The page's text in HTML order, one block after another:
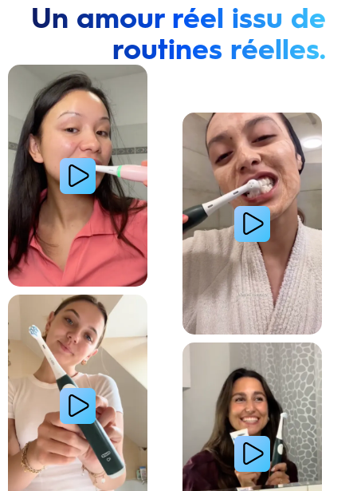
Un amour réel issu de
routines réelles.
Lire la vidéo : Une jeune femme montre comment elle a amélioré l’apparence de ses dents
Lire la vidéo : Une jeune femme partage sa
Lire la vidéo : La routine du matin d’une jeune femme avec le système de brosse à dents
Lire la vidéo : Le secret d’une jeune femme